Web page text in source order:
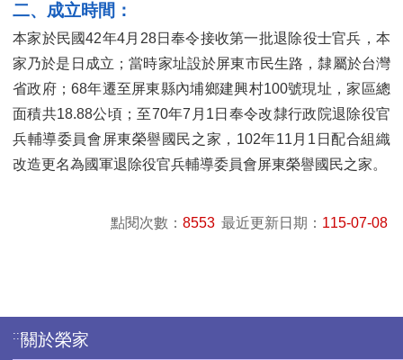
二、成立時間：
本家於民國42年4月28日奉令接收第一批退除役士官兵，本
家乃於是日成立；當時家址設於屏東市民生路，隸屬於台灣
省政府；68年遷至屏東縣內埔鄉建興村100號現址，家區總
面積共18.88公頃；至70年7月1日奉令改隸行政院退除役官
兵輔導委員會屏東榮譽國民之家，102年11月1日配合組織
改造更名為國軍退除役官兵輔導委員會屏東榮譽國民之家。
點閱次數： 8553 最近更新日期： 115-07-08
:::關於榮家